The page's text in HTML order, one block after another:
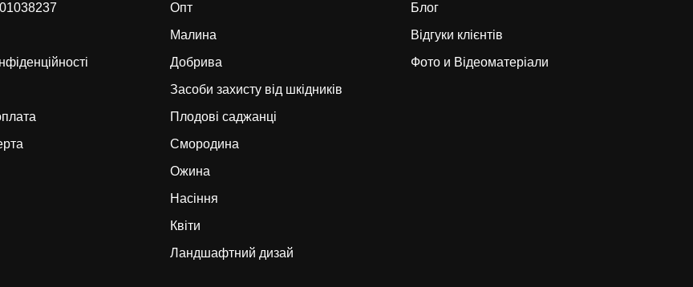
Опт
Малина
Добрива
Засоби захисту від шкідників
Плодові саджанці
Смородина
Ожина
Насіння
Квіти
Ландшафтний дизай
Блог
Відгуки клієнтів
Фото и Відеоматеріали